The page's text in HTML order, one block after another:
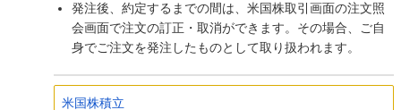
発注後、約定するまでの間は、米国株取引画面の注文照
会画面で注文の訂正・取消ができます。その場合、ご自
身でご注文を発注したものとして取り扱われます。
米国株積立